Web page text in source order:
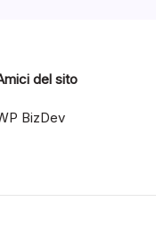
del sito
BizDev